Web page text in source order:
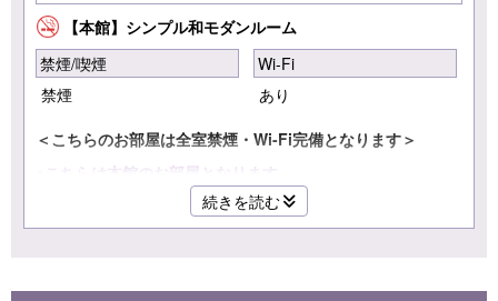
【本館】シンプル和モダンルーム
禁煙/喫煙
禁煙
Wi-Fi
あり
＜こちらのお部屋は全室禁煙・Wi-Fi完備となります＞
※こちらは本館のお部屋となります
セミダブルベッドとシングルベッドを備えた、落ち着きのあ
る和室です。
続きを読む